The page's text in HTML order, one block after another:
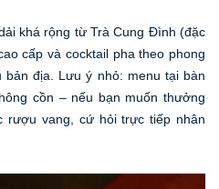
khá rộng từ Trà Cung Đình (đặc
cấp và cocktail pha theo phong
bản địa. Lưu ý nhỏ: menu tại bàn
cồn – nếu bạn muốn thưởng
rượu vang, cứ hỏi trực tiếp nhân